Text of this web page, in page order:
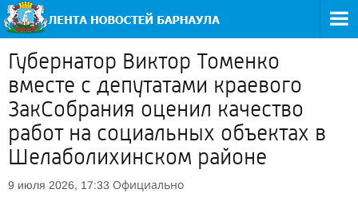
Губернатор Виктор Томенко
вместе с депутатами краевого
ЗакСобрания оценил качество
работ на социальных объектах в
Шелаболихинском районе
9 июля 2026, 17:33 Официально